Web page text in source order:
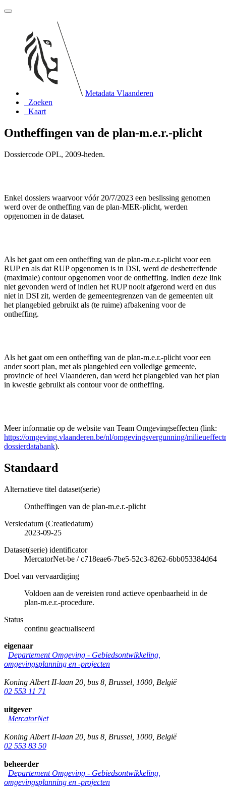
Metadata Vlaanderen
Zoeken
Kaart
Ontheffingen van de plan-m.e.r.-plicht
Dossiercode OPL, 2009-heden.
Enkel dossiers waarvoor vóór 20/7/2023 een beslissing genomen
werd over de ontheffing van de plan-MER-plicht, werden
opgenomen in de dataset.
Als het gaat om een ontheffing van de plan-m.e.r.-plicht voor een
RUP en als dat RUP opgenomen is in DSI, werd de desbetreffende
(maximale) contour opgenomen voor de ontheffing. Indien deze link
niet gevonden werd of indien het RUP nooit afgerond werd en dus
niet in DSI zit, werden de gemeentegrenzen van de gemeenten uit
het plangebied gebruikt als (te ruime) afbakening voor de
ontheffing.
Als het gaat om een ontheffing van de plan-m.e.r.-plicht voor een
ander soort plan, met als plangebied een volledige gemeente,
provincie of heel Vlaanderen, dan werd het plangebied van het plan
in kwestie gebruikt als contour voor de ontheffing.
Meer informatie op de website van Team Omgevingseffecten (link:
https://omgeving.vlaanderen.be/nl/omgevingsvergunning/
dossierdatabank).
Standaard
Alternatieve titel dataset(serie)
Ontheffingen van de plan-m.e.r.-plicht
Versiedatum (Creatiedatum)
2023-09-25
Dataset(serie) identificator
MercatorNet-be /c718eae6-7be5-52c3-8262-6bb053384d64
Doel van vervaardiging
Voldoen aan de vereisten rond actieve openbaarheid in de
plan-m.e.r.-procedure.
Status
continu geactualiseerd
eigenaar
Departement Omgeving - Gebiedsontwikkeling,
omgevingsplanning en -projecten
Koning Albert II-laan 20, bus 8 Brussel 1000 België
02 553 11 71
uitgever
MercatorNet
Koning Albert II-laan 20, bus 8 Brussel 1000 België
02 553 83 50
beheerder
Departement Omgeving - Gebiedsontwikkeling,
omgevingsplanning en -projecten